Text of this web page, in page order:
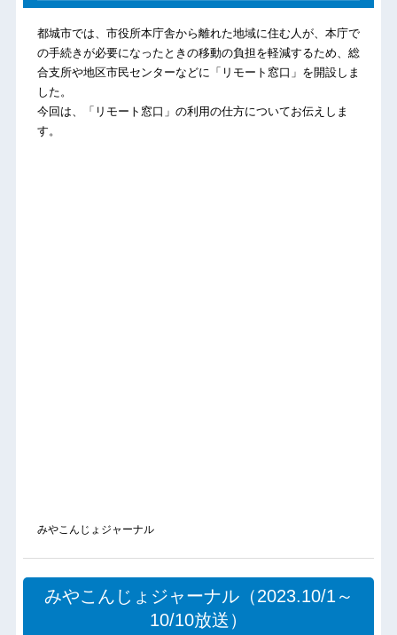
都城市では、市役所本庁舎から離れた地域に住む人が、本庁で
の手続きが必要になったときの移動の負担を軽減するため、総
合支所や地区市民センターなどに「リモート窓口」を開設しま
した。
今回は、「リモート窓口」の利用の仕方についてお伝えしま
す。
みやこんじょジャーナル
みやこんじょジャーナル（2023.10/1～
10/10放送）